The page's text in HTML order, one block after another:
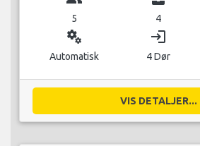
5 4
miscellaneous_services
Automatisk
login
4 Dør
VIS DETALJER...